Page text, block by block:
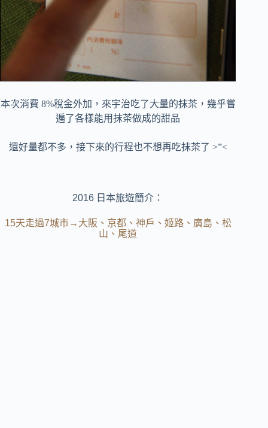
本次消費 8%稅金外加，來宇治吃了大量的抹茶，幾乎嘗
遍了各樣能用抹茶做成的甜品
還好量都不多，接下來的行程也不想再吃抹茶了 >”<
2016 日本旅遊簡介：
15天走過7城市→大阪、京都、神戶、姬路、廣島、松
山、尾道